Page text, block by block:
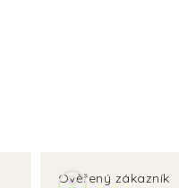
Ověřený zákazník